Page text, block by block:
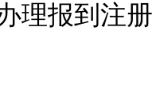
理报到注